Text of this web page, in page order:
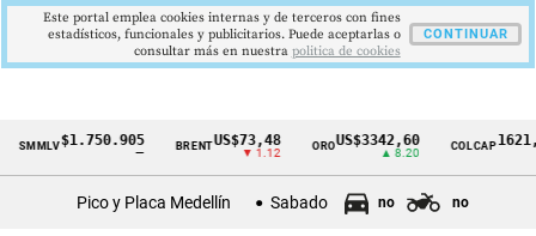
Cintillo
$1.750.905 BRENT US$73,48
▼ 1.12
ORO US$3342,60 COLCAP1621,34
Pico y Placa Medellín Sabado no no
Este portal emplea cookies internas y de terceros con fines
estadísticos, funcionales y publicitarios. Puede aceptarlas o
consultar más en nuestra politica de cookies
CONTINUAR